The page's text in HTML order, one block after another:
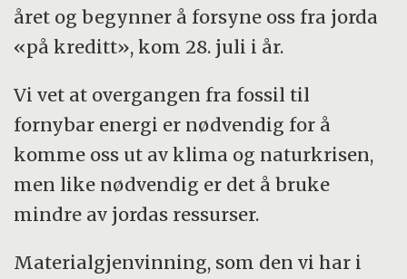
året og begynner å forsyne oss fra jorda
«på kreditt», kom 28. juli i år.
Vi vet at overgangen fra fossil til
fornybar energi er nødvendig for å
komme oss ut av klima og naturkrisen,
men like nødvendig er det å bruke
mindre av jordas ressurser.
Materialgjenvinning, som den vi har i